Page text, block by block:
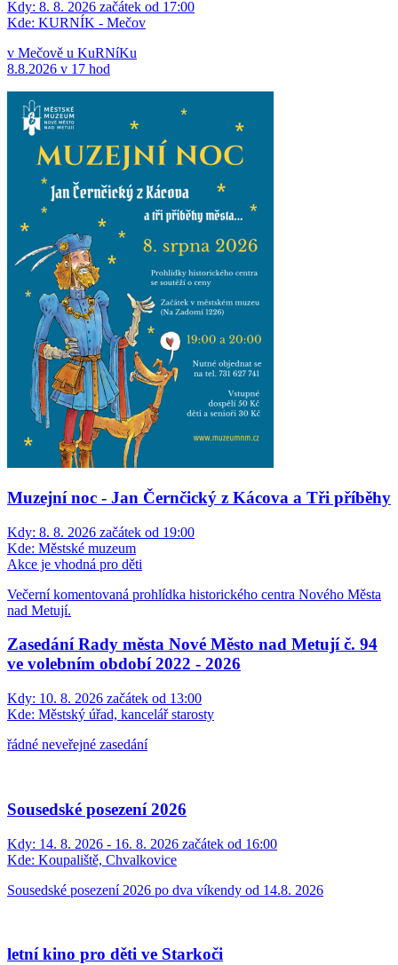
Kdy: 8. 8. 2026 začátek od 17:00
Kde: KURNÍK - Mečov
v Mečově u KuRNíKu
8.8.2026 v 17 hod
Muzejní noc - Jan Černčický z Kácova a Tři příběhy
Kdy: 8. 8. 2026 začátek od 19:00
Kde: Městské muzeum
Akce je vhodná pro děti
Večerní komentovaná prohlídka historického centra Nového Města
nad Metují.
Zasedání Rady města Nové Město nad Metují č. 94
ve volebním období 2022 - 2026
Kdy: 10. 8. 2026 začátek od 13:00
Kde: Městský úřad, kancelář starosty
řádné neveřejné zasedání
Sousedské posezení 2026
Kdy: 14. 8. 2026 - 16. 8. 2026 začátek od 16:00
Kde: Koupaliště, Chvalkovice
Sousedské posezení 2026 po dva víkendy od 14.8. 2026
letní kino pro děti ve Starkoči